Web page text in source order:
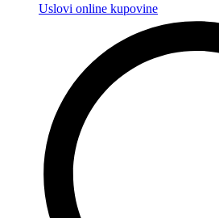
Uslovi online kupovine